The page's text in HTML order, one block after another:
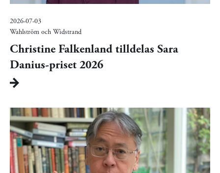
2026-07-03
Wahlström och Widstrand
Christine Falkenland tilldelas Sara
Danius-priset 2026